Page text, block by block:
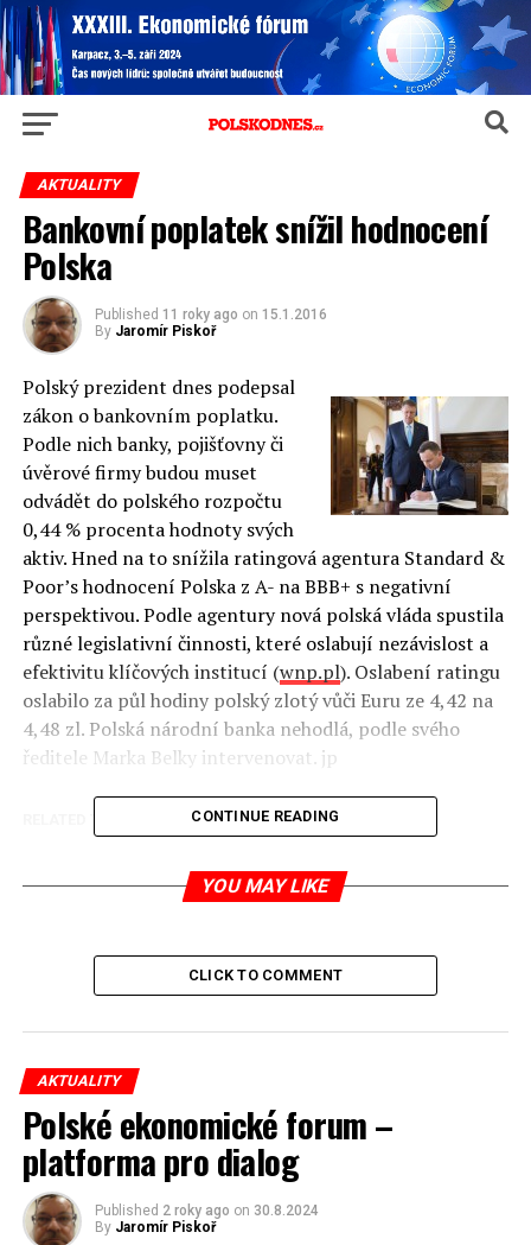
AKTUALITY
Bankovní poplatek snížil hodnocení
Polska
Published 11 roky ago on 15.1.2016
By Jaromír Piskoř
Polský prezident dnes podepsal
zákon o bankovním poplatku.
Podle nich banky, pojišťovny či
úvěrové firmy budou muset
odvádět do polského rozpočtu
0,44 % procenta hodnoty svých
aktiv. Hned na to snížila ratingová agentura Standard &
Poor’s hodnocení Polska z A- na BBB+ s negativní
perspektivou. Podle agentury nová polská vláda spustila
různé legislativní činnosti, které oslabují nezávislost a
efektivitu klíčových institucí (wnp.pl). Oslabení ratingu
oslabilo za půl hodiny polský zlotý vůči Euru ze 4,42 na
4,48 zl. Polská národní banka nehodlá, podle svého
ředitele Marka Belky intervenovat. jp
Polská sociální demokracie překvapuje
podpora PiS
redaktor a editor polskodnes.cz
CONTINUE READING
YOU MAY LIKE
CLICK TO COMMENT
AKTUALITY
Polské ekonomické forum –
platforma pro dialog
Published 2 roky ago on 30.8.2024
By Jaromír Piskoř